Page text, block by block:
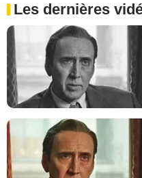
Les dernières